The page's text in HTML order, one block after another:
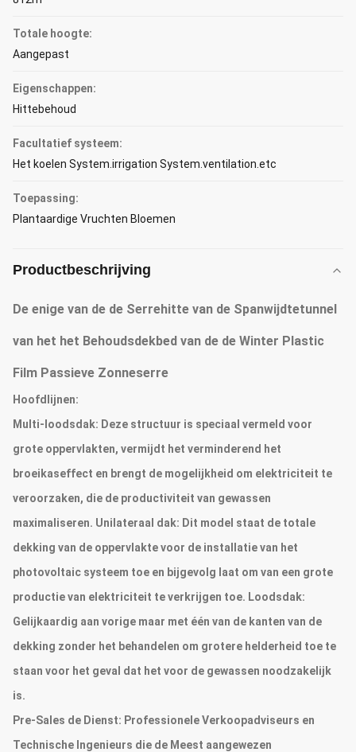
Totale hoogte:
Aangepast
Eigenschappen:
Hittebehoud
Facultatief systeem:
Het koelen System.irrigation System.ventilation.etc
Toepassing:
Plantaardige Vruchten Bloemen
Productbeschrijving
De enige van de de Serrehitte van de Spanwijdtetunnel
van het het Behoudsdekbed van de de Winter Plastic
Film Passieve Zonneserre
Hoofdlijnen:
Multi-loodsdak: Deze structuur is speciaal vermeld voor
grote oppervlakten, vermijdt het verminderend het
broeikaseffect en brengt de mogelijkheid om elektriciteit te
veroorzaken, die de productiviteit van gewassen
maximaliseren. Unilateraal dak: Dit model staat de totale
dekking van de oppervlakte voor de installatie van het
photovoltaic systeem toe en bijgevolg laat om van een grote
productie van elektriciteit te verkrijgen toe. Loodsdak:
Gelijkaardig aan vorige maar met één van de kanten van de
dekking zonder het behandelen om grotere helderheid toe te
staan voor het geval dat het voor de gewassen noodzakelijk
is.
Pre-Sales de Dienst: Professionele Verkoopadviseurs en
Technische Ingenieurs die de Meest aangewezen